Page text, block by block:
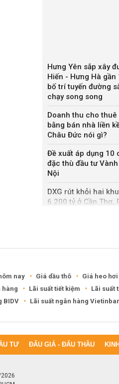
Hưng Yên sắp xây
Hiến - Hưng Hà gần
bố trí tuyến đường
chạy song song
Doanh thu cho thuê
bằng bán nhà liền
Châu Đức nói gì?
Đề xuất áp dụng 10
đặc thù đầu tư
Nội
DXG rút khỏi hai
6.200 tỷ ở Cần Thơ,
nay Giá dầu thô Giá heo
hàng Lãi suất tiết kiệm Lãi suất
BIDV Lãi suất ngân hàng
TƯ ĐẤU GIÁ - ĐẤU THẦU
2026